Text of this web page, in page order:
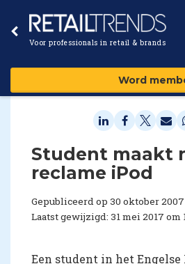
Voor professionals in retail & brands
Word
Student maakt
reclame iPod
Gepubliceerd op 30 oktober 2007
Laatst gewijzigd: 31 mei 2017 om
Een student in het Engelse